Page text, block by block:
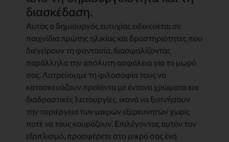
διασκέδαση.
Αυτός ο δημιουργός ευτυχίας ειδικεύεται σε
παιχνίδια πρώτης ηλικίας και δραστηριότητες που
διεγείρουν τη φαντασία, διασφαλίζοντας
παράλληλα την απόλυτη ασφάλεια για το μωρό
σας. Λατρεύουμε τη φιλοσοφία τους να
κατασκευάζουν προϊόντα με έντονα χρώματα και
διαδραστικές λειτουργίες, ικανά να ξυπνήσουν
την περιέργεια των μικρών εξερευνητών χωρίς
ποτέ να τους κουράζουν. Επιλέγοντας αυτόν τον
εξοπλισμό, προσφέρετε στο μικρό σας ένα